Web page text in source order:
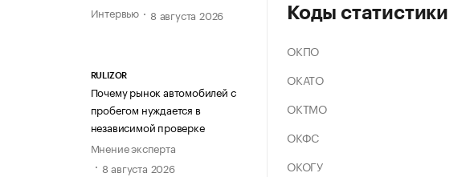
Интервью
8 августа 2026
RULIZOR
Почему рынок автомобилей с
пробегом нуждается в
независимой проверке
Мнение эксперта
8 августа 2026
Коды статистики
ОКПО
ОКАТО
ОКТМО
ОКФС
ОКОГУ